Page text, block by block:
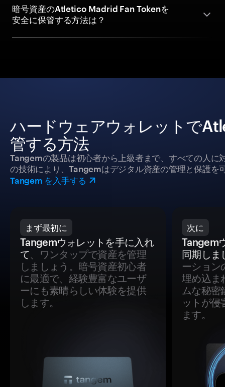
暗号資産のAtletico Madrid Fan Tokenを
安全に保管する方法は？
ハードウェアウォレットで
管する方法
Tangemの製品は初心者から上級者まで、すべての人に
の技術により、Tangemはデジタル資産の管理と保護を
Tangem を入手する
まず最初に
Tangemウォレットを手に入れ
て、ワンタップで資産を管理
しましょう。暗号資産初心者
に最適で、経験豊富なユーザ
ーにも素晴らしい体験を提供
します。
次に
Tangem
同期しま
ーション
埋め込ま
ムな秘密
ットが侵
ます。